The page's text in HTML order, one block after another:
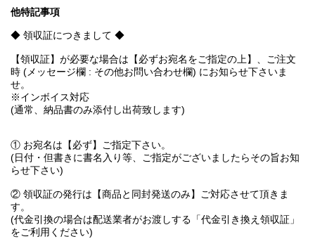
他特記事項
◆ 領収証につきまして ◆
【領収証】が必要な場合は【必ずお宛名をご指定の上】、ご注文
時 (メッセージ欄 : その他お問い合わせ欄) にお知らせ下さいま
せ。
※インボイス対応
(通常、納品書のみ添付し出荷致します)
① お宛名は【必ず】ご指定下さい。
(日付・但書きに書名入り等、ご指定がございましたらその旨お知
らせ下さい)
② 領収証の発行は【商品と同封発送のみ】ご対応させて頂きま
す。
(代金引換の場合は配送業者がお渡しする「代金引き換え領収証」
をご利用ください)